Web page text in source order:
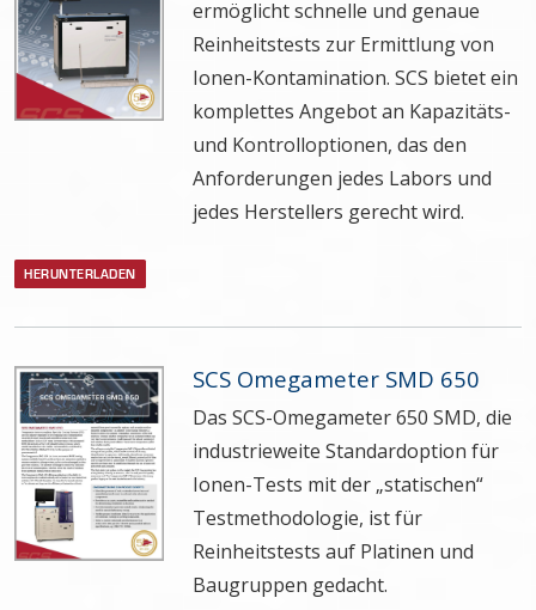
ermöglicht schnelle und genaue
Reinheitstests zur Ermittlung von
Ionen-Kontamination. SCS bietet ein
komplettes Angebot an Kapazitäts-
und Kontrolloptionen, das den
Anforderungen jedes Labors und
jedes Herstellers gerecht wird.
HERUNTERLADEN
SCS Omegameter SMD 650
Das SCS-Omegameter 650 SMD, die
industrieweite Standardoption für
Ionen-Tests mit der „statischen“
Testmethodologie, ist für
Reinheitstests auf Platinen und
Baugruppen gedacht.